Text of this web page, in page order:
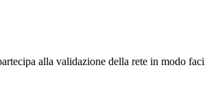
alla validazione della rete in modo